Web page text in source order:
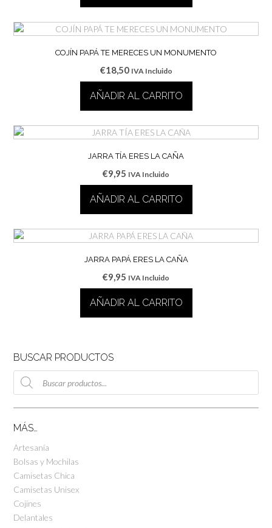
COJÍN PAPÁ TE MERECES UN MONUMENTO
€18,50 IVA Incluido
AÑADIR AL CARRITO
JARRA TÍA ERES LA CAÑA
€9,95 IVA Incluido
AÑADIR AL CARRITO
JARRA PAPÁ ERES LA CAÑA
€9,95 IVA Incluido
AÑADIR AL CARRITO
BUSCAR PRODUCTOS
Búsqueda
de
productos
MÁS…
Artesanía
Bolsas y Mochilas
Camisetas Chica
Camisetas Unisex
Cojines
Delantales